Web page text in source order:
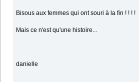
Bisous aux femmes qui ont souri à la fin ! ! ! !
Mais ce n'est qu'une histoire...
danielle